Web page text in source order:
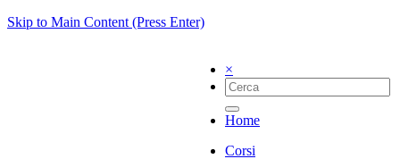
Skip to Main Content (Press Enter)
×
Home
Corsi